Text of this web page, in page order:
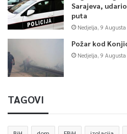
Sarajeva,
puta
Nedjelja, 9
Požar kod
Nedjelja, 9
TAGOVI